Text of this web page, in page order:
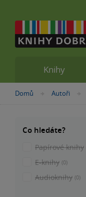
Nacházíte
Domů »Autoři
Co hledáte?
Papírové knihy
E-knihy (0)
Audioknihy (0)
Knihy